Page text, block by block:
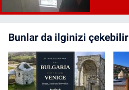
Bunlar da ilginizi çekebilir